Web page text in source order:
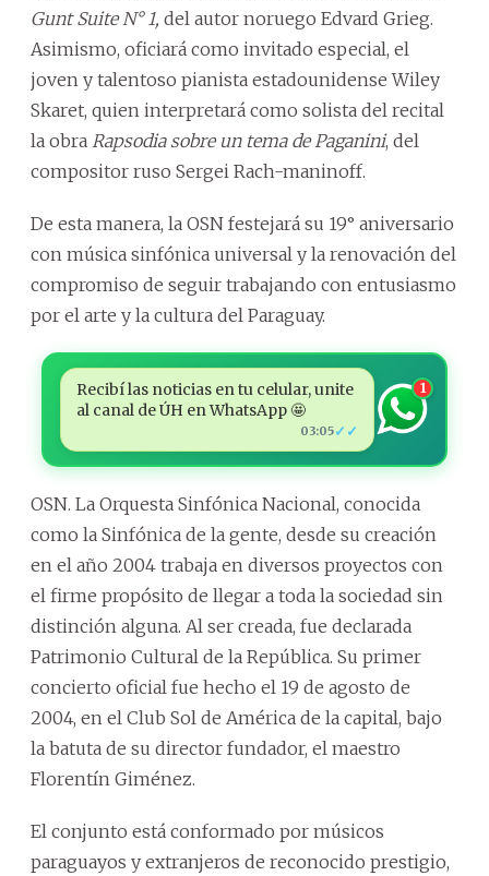
Gunt Suite N° 1, del autor noruego Edvard Grieg.
Asimismo, oficiará como invitado especial, el
joven y talentoso pianista estadounidense Wiley
Skaret, quien interpretará como solista del recital
la obra Rapsodia sobre un tema de Paganini, del
compositor ruso Sergei Rach-maninoff.
De esta manera, la OSN festejará su 19° aniversario
con música sinfónica universal y la renovación del
compromiso de seguir trabajando con entusiasmo
por el arte y la cultura del Paraguay.
Recibí las noticias en tu celular, unite
al canal de ÚH en WhatsApp 🤩
03:05✓✓
1
OSN. La Orquesta Sinfónica Nacional, conocida
como la Sinfónica de la gente, desde su creación
en el año 2004 trabaja en diversos proyectos con
el firme propósito de llegar a toda la sociedad sin
distinción alguna. Al ser creada, fue declarada
Patrimonio Cultural de la República. Su primer
concierto oficial fue hecho el 19 de agosto de
2004, en el Club Sol de América de la capital, bajo
la batuta de su director fundador, el maestro
Florentín Giménez.
El conjunto está conformado por músicos
paraguayos y extranjeros de reconocido prestigio,